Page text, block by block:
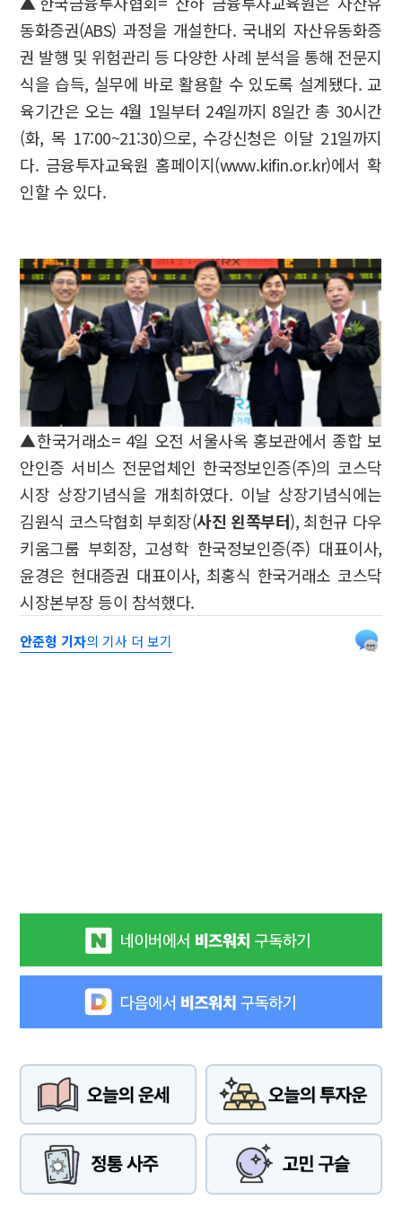
동화증권(ABS) 과정을 개설한다. 국내외 자산유동화증
권 발행 및 위험관리 등 다양한 사례 분석을 통해 전문지
식을 습득, 실무에 바로 활용할 수 있도록 설계됐다. 교
육기간은 오는 4월 1일부터 24일까지 8일간 총 30시간
(화, 목 17:00~21:30)으로, 수강신청은 이달 21일까지
다. 금융투자교육원 홈페이지(www.kifin.or.kr)에서 확
인할 수 있다.
▲한국거래소= 4일 오전 서울사옥 홍보관에서 종합 보
안인증 서비스 전문업체인 한국정보인증(주)의 코스닥
시장 상장기념식을 개최하였다. 이날 상장기념식에는
김원식 코스닥협회 부회장(사진 왼쪽부터), 최헌규 다우
키움그룹 부회장, 고성학 한국정보인증(주) 대표이사,
윤경은 현대증권 대표이사, 최홍식 한국거래소 코스닥
시장본부장 등이 참석했다.
안준형 기자의 기사 더 보기